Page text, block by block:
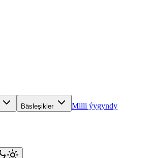
Bäsleşikler Milli ýygyndy